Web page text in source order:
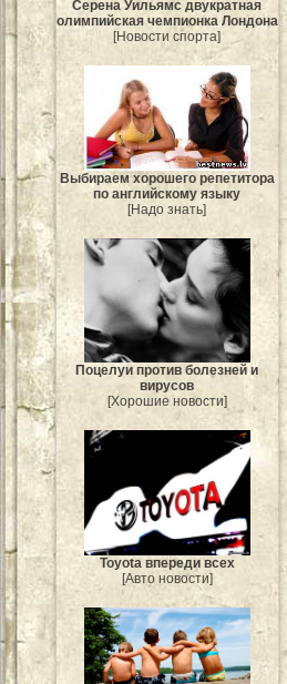
Серена Уильямс двукратная
олимпийская чемпионка Лондона
[Новости спорта]
Выбираем хорошего репетитора
по английскому языку
[Надо знать]
Поцелуи против болезней и
вирусов
[Хорошие новости]
Toyota впереди всех
[Авто новости]